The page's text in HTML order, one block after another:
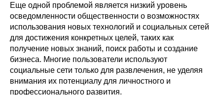
Еще одной проблемой является низкий уровень
осведомленности общественности о возможностях
использования новых технологий и социальных сетей
для достижения конкретных целей, таких как
получение новых знаний, поиск работы и создание
бизнеса. Многие пользователи используют
социальные сети только для развлечения, не уделяя
внимания их потенциалу для личностного и
профессионального развития.